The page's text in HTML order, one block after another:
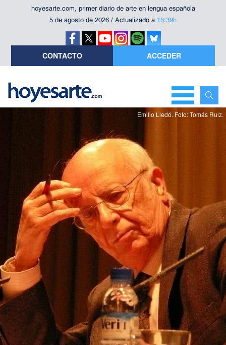
hoyesarte.com, primer diario de arte en lengua española
5 de agosto de 2026 / Actualizado a 18:39h
CONTACTO ACCEDER
Emilio Lledó. Foto: Tomás Ruiz.